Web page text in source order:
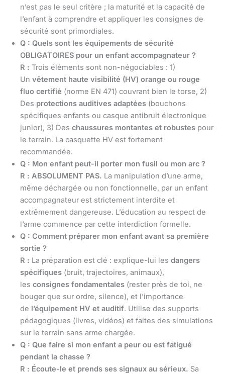
n’est pas le seul critère ; la maturité et la capacité de
l’enfant à comprendre et appliquer les consignes de
sécurité sont primordiales.
Q : Quels sont les équipements de sécurité
OBLIGATOIRES pour un enfant accompagnateur ?
R : Trois éléments sont non-négociables : 1)
Un vêtement haute visibilité (HV) orange ou rouge
fluo certifié (norme EN 471) couvrant bien le torse, 2)
Des protections auditives adaptées (bouchons
spécifiques enfants ou casque antibruit électronique
junior), 3) Des chaussures montantes et robustes pour
le terrain. La casquette HV est fortement
recommandée.
Q : Mon enfant peut-il porter mon fusil ou mon arc ?
R : ABSOLUMENT PAS. La manipulation d’une arme,
même déchargée ou non fonctionnelle, par un enfant
accompagnateur est strictement interdite et
extrêmement dangereuse. L’éducation au respect de
l’arme commence par cette interdiction formelle.
Q : Comment préparer mon enfant avant sa première
sortie ?
R : La préparation est clé : explique-lui les dangers
spécifiques (bruit, trajectoires, animaux),
les consignes fondamentales (rester près de toi, ne
bouger que sur ordre, silence), et l’importance
de l’équipement HV et auditif. Utilise des supports
pédagogiques (livres, vidéos) et faites des simulations
sur le terrain sans arme chargée.
Q : Que faire si mon enfant a peur ou est fatigué
pendant la chasse ?
R : Écoute-le et prends ses signaux au sérieux. Sa